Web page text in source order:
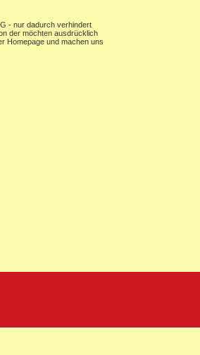
- nur dadurch verhindert
der möchten ausdrücklich
Homepage und machen uns